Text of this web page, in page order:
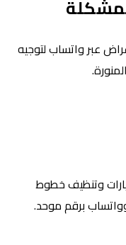
واتساب لتوجيه
وتنظيف خطوط
برقم موحد.